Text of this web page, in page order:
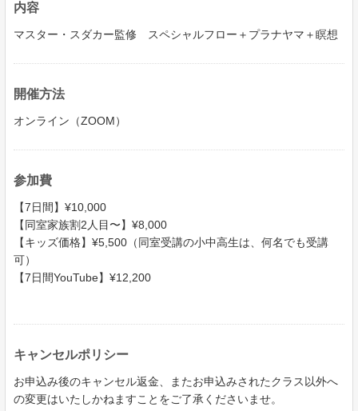
内容
マスター・スダカー監修 スペシャルフロー＋プラナヤマ＋瞑想
開催方法
オンライン（ZOOM）
参加費
【7日間】¥10,000
【同室家族割2人目〜】¥8,000
【キッズ価格】¥5,500（同室受講の小中高生は、何名でも受講
可）
【7日間YouTube】¥12,200
キャンセルポリシー
お申込み後のキャンセル返金、またお申込みされたクラス以外へ
の変更はいたしかねますことをご了承くださいませ。